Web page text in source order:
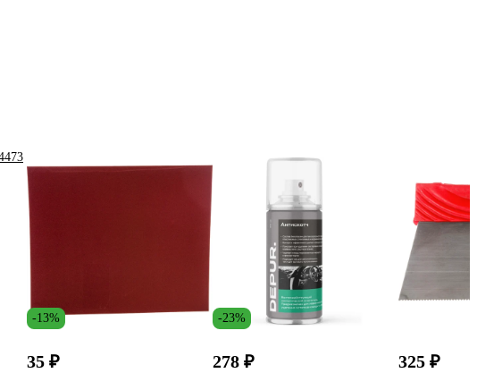
-13%
35 ₽
-23%
278 ₽ 325 ₽